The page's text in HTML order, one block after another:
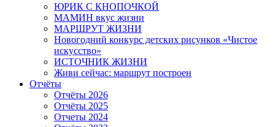
ЮРИК С КНОПОЧКОЙ
МАМИН вкус жизни
МАРШРУТ ЖИЗНИ
Новогодний конкурс детских рисунков «Чистое
искусство»
ИСТОЧНИК ЖИЗНИ
Живи сейчас: маршрут построен
Отчёты
Отчёты 2026
Отчёты 2025
Отчеты 2024